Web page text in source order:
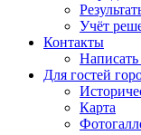
Учёт
Контакты
Для гостей
Карта